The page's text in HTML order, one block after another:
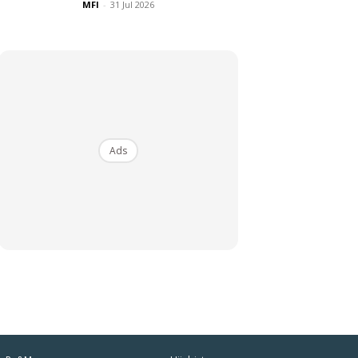
MFI - 31 Jul 2026
Ads